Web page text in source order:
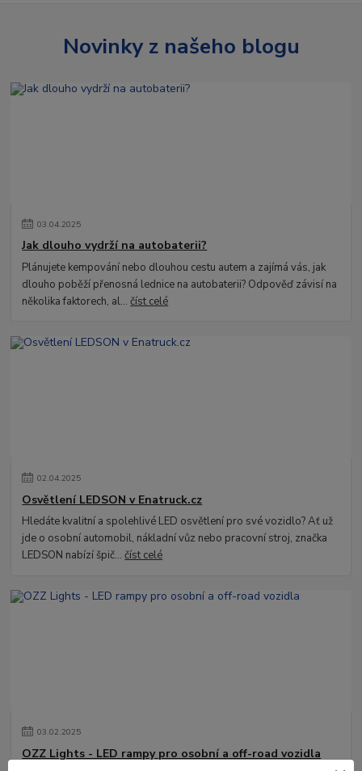
Novinky z našeho blogu
03.04.2025
Jak dlouho vydrží na autobaterii?
Plánujete kempování nebo dlouhou cestu autem a zajímá vás, jak
dlouho poběží přenosná lednice na autobaterii? Odpověď závisí na
několika faktorech, al...číst celé
02.04.2025
Osvětlení LEDSON v Enatruck.cz
Hledáte kvalitní a spolehlivé LED osvětlení pro své vozidlo? Ať už
jde o osobní automobil, nákladní vůz nebo pracovní stroj, značka
LEDSON nabízí špič...číst celé
03.02.2025
OZZ Lights - LED rampy pro osobní a off-road vozidla